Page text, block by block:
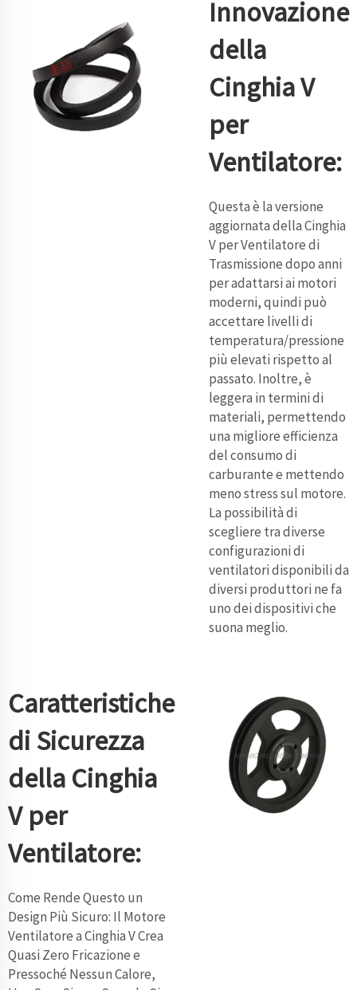
Innovazione
della
Cinghia V
per
Ventilatore:
Questa è la versione
aggiornata della Cinghia
V per Ventilatore di
Trasmissione dopo anni
per adattarsi ai motori
moderni, quindi può
accettare livelli di
temperatura/pressione
più elevati rispetto al
passato. Inoltre, è
leggera in termini di
materiali, permettendo
una migliore efficienza
del consumo di
carburante e mettendo
meno stress sul motore.
La possibilità di
scegliere tra diverse
configurazioni di
ventilatori disponibili da
diversi produttori ne fa
uno dei dispositivi che
suona meglio.
Caratteristiche
di Sicurezza
della Cinghia
V per
Ventilatore:
Come Rende Questo un
Design Più Sicuro: Il Motore
Ventilatore a Cinghia V Crea
Quasi Zero Fricazione e
Pressoché Nessun Calore,